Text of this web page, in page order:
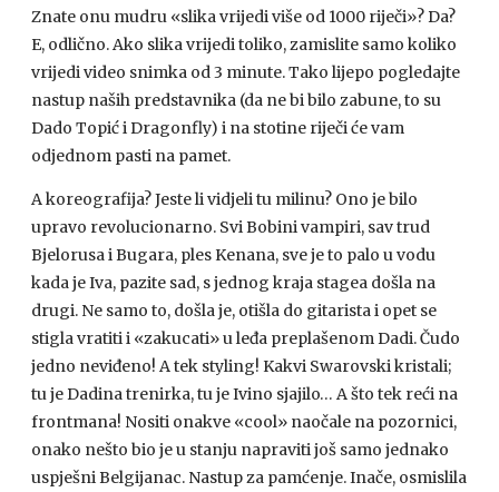
Znate onu mudru «slika vrijedi više od 1000 riječi»? Da?
E, odlično. Ako slika vrijedi toliko, zamislite samo koliko
vrijedi video snimka od 3 minute. Tako lijepo pogledajte
nastup naših predstavnika (da ne bi bilo zabune, to su
Dado Topić i Dragonfly) i na stotine riječi će vam
odjednom pasti na pamet.
A koreografija? Jeste li vidjeli tu milinu? Ono je bilo
upravo revolucionarno. Svi Bobini vampiri, sav trud
Bjelorusa i Bugara, ples Kenana, sve je to palo u vodu
kada je Iva, pazite sad, s jednog kraja stagea došla na
drugi. Ne samo to, došla je, otišla do gitarista i opet se
stigla vratiti i «zakucati» u leđa preplašenom Dadi. Čudo
jedno neviđeno! A tek styling! Kakvi Swarovski kristali;
tu je Dadina trenirka, tu je Ivino sjajilo… A što tek reći na
frontmana! Nositi onakve «cool» naočale na pozornici,
onako nešto bio je u stanju napraviti još samo jednako
uspješni Belgijanac. Nastup za pamćenje. Inače, osmislila